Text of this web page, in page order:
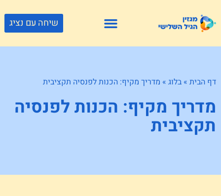
שיחה עם נציג
דף הבית » בלוג » מדריך מקיף: הכנות לפנסיה תקציבית
מדריך מקיף: הכנות לפנסיה
תקציבית